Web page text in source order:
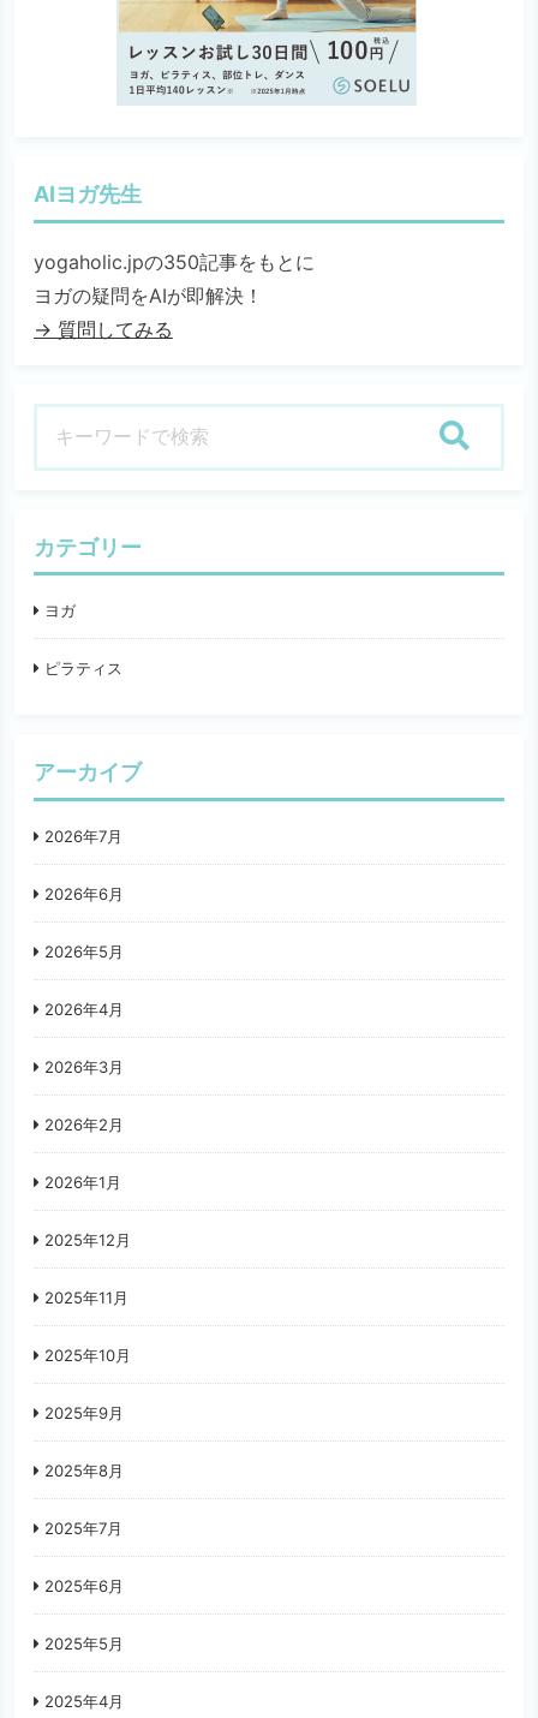
AIヨガ先生
yogaholic.jpの350記事をもとに
ヨガの疑問をAIが即解決！
→ 質問してみる
カテゴリー
ヨガ
ピラティス
アーカイブ
2026年7月
2026年6月
2026年5月
2026年4月
2026年3月
2026年2月
2026年1月
2025年12月
2025年11月
2025年10月
2025年9月
2025年8月
2025年7月
2025年6月
2025年5月
2025年4月